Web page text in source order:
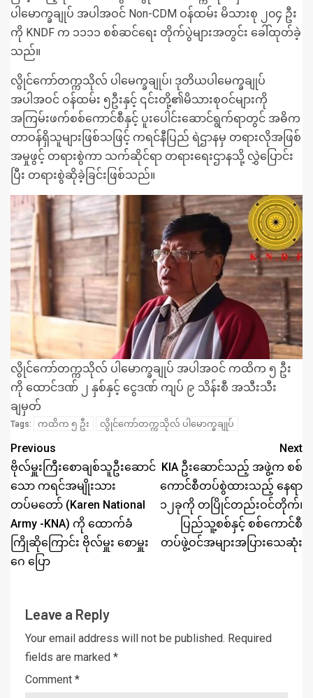
ပါမောက္ခချုပ် အပါအဝင် Non-CDM ဝန်ထမ်း မိသားစု ၂၀၄ ဦး
ကို KNDF က ၁၁၁၁ စစ်ဆင်ရေး တိုက်ပွဲများအတွင်း ခေါ်ထုတ်ခဲ့
သည်။
လွိုင်ကော်တက္ကသိုလ် ပါမေက္ခချုပ်၊ ဒုတိယပါမေက္ခချုပ်
အပါအဝင် ဝန်ထမ်း ၅ဦးနှင့် ၎င်းတို့၏မိသားစုဝင်များကို
အကြမ်းဖက်စစ်ကောင်စီနှင့် ပူးပေါင်းဆောင်ရွက်ရာတွင် အဓိက
တာဝန်ရှိသူများဖြစ်သဖြင့် ကရင်နီပြည် ရဲဌာနမှ တရားလိုအဖြစ်
အမှုဖွင့် တရားစွဲကာ သက်ဆိုင်ရာ တရားရေးဌာနသို့ လွှဲပြောင်း
ပြီး တရားစွဲဆိုခဲ့ခြင်းဖြစ်သည်။
လွိုင်ကော်တက္ကသိုလ် ပါမောက္ခချုပ် အပါအဝင် ကထိက ၅ ဦး
ကို ထောင်ဒဏ် ၂ နှစ်နှင့် ငွေဒဏ် ကျပ် ၉ သိန်းစီ အသီးသီး
ချမှတ်
Tags: ကထိက ၅ ဦး လွိုင်ကော်တက္ကသိုလ် ပါမောက္ခချုပ်
Previous
ဗိုလ်မှူးကြီးစောချစ်သူဦးဆောင်
သော ကရင်အမျိုးသား
တပ်မတော် (Karen National
Army -KNA) ကို ထောက်ခံ
ကြိုဆိုကြောင်း ဗိုလ်မှူး စောမှူး
ဂေ ပြော
Next
KIA ဦးဆောင်သည့် အဖွဲ့က စစ်
ကောင်စီတပ်စွဲထားသည့် နေရာ
၁၂ခုကို တပြိုင်တည်းဝင်တိုက်၊
ပြည်သူ့စစ်နှင့် စစ်ကောင်စီ
တပ်ဖွဲ့ဝင်အများအပြားသေဆုံး
Leave a Reply
Your email address will not be published. Required
fields are marked *
Comment *